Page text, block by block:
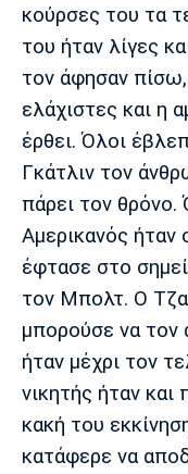
κούρσες του τα
του ήταν λίγες
τον άφησαν
ελάχιστες και η
έρθει. Όλοι
Γκάτλιν τον
πάρει τον
Αμερικανός ήταν
έφτασε στο
τον Μπολτ. Ο
μπορούσε να τον
ήταν μέχρι τον
νικητής ήταν
κακή του
κατάφερε να